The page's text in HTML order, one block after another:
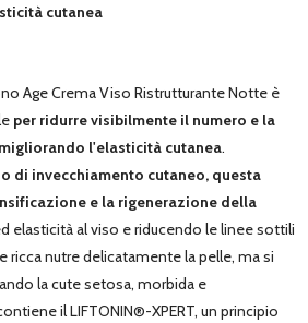
cutanea
Age Crema Viso Ristrutturante Notte è
per ridurre visibilmente il numero e la
l'elasticità cutanea.
di invecchiamento cutaneo, questa
e la rigenerazione della
elasticità al viso e riducendo le linee sottili
ricca nutre delicatamente la pelle, ma si
la cute setosa, morbida e
il LIFTONIN®-XPERT, un principio